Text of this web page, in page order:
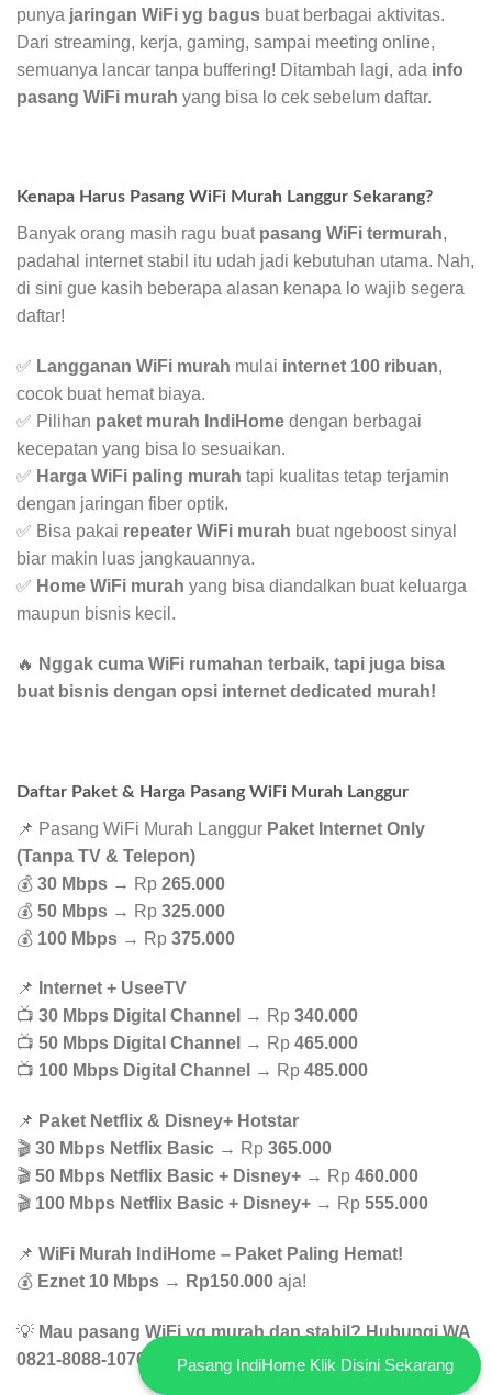
punya jaringan WiFi yg bagus buat berbagai aktivitas.
Dari streaming, kerja, gaming, sampai meeting online,
semuanya lancar tanpa buffering! Ditambah lagi, ada info
pasang WiFi murah yang bisa lo cek sebelum daftar.
Kenapa Harus Pasang WiFi Murah Langgur Sekarang?
Banyak orang masih ragu buat pasang WiFi termurah,
padahal internet stabil itu udah jadi kebutuhan utama. Nah,
di sini gue kasih beberapa alasan kenapa lo wajib segera
daftar!
✅ Langganan WiFi murah mulai internet 100 ribuan,
cocok buat hemat biaya.
✅ Pilihan paket murah IndiHome dengan berbagai
kecepatan yang bisa lo sesuaikan.
✅ Harga WiFi paling murah tapi kualitas tetap terjamin
dengan jaringan fiber optik.
✅ Bisa pakai repeater WiFi murah buat ngeboost sinyal
biar makin luas jangkauannya.
✅ Home WiFi murah yang bisa diandalkan buat keluarga
maupun bisnis kecil.
🔥 Nggak cuma WiFi rumahan terbaik, tapi juga bisa
buat bisnis dengan opsi internet dedicated murah!
Daftar Paket & Harga Pasang WiFi Murah Langgur
📌 Pasang WiFi Murah Langgur Paket Internet Only
(Tanpa TV & Telepon)
💰 30 Mbps → Rp 265.000
💰 50 Mbps → Rp 325.000
💰 100 Mbps → Rp 375.000
📌
Internet + UseeTV
📺 30 Mbps Digital Channel → Rp 340.000
📺 50 Mbps Digital Channel → Rp 465.000
📺 100 Mbps Digital Channel → Rp 485.000
📌 Paket Netflix & Disney+ Hotstar
🎬 30 Mbps Netflix Basic → Rp 365.000
🎬 50 Mbps Netflix Basic + Disney+ → Rp 460.000
🎬 100 Mbps Netflix Basic + Disney+ → Rp 555.000
📌 WiFi Murah IndiHome – Paket Paling Hemat!
💰 Eznet 10 Mbps → Rp150.000 aja!
💡 Mau pasang WiFi yg murah dan stabil? Hubungi WA
0821-8088-1070 buat konsultasi GRATIS!
Pasang IndiHome Klik Disini Sekarang